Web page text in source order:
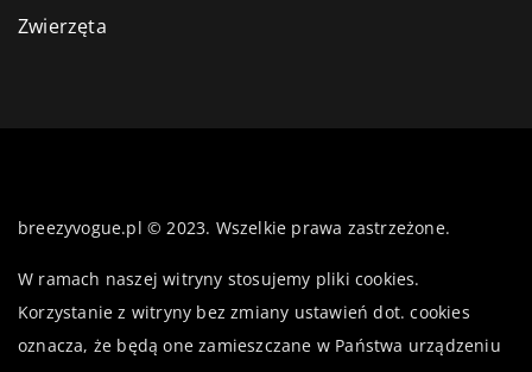
Zwierzęta
breezyvogue.pl © 2023. Wszelkie prawa zastrzeżone.
W ramach naszej witryny stosujemy pliki cookies.
Korzystanie z witryny bez zmiany ustawień dot. cookies
oznacza, że będą one zamieszczane w Państwa urządzeniu